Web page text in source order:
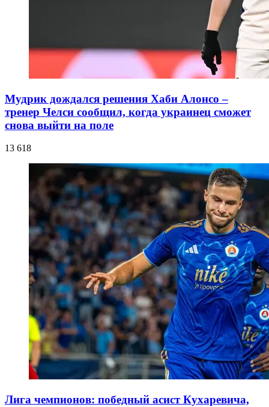
Мудрик дождался решения Хаби Алонсо –
тренер Челси сообщил, когда украинец сможет
снова выйти на поле
13 618
Лига чемпионов: победный асист Кухаревича,